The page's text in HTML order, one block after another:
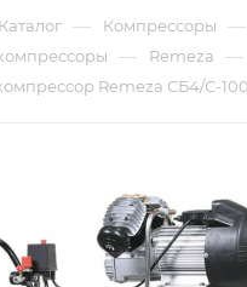
Каталог — Компрессоры —
— Remeza —
Remeza СБ4/С-